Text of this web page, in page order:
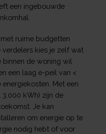
een ingebouwde
ruime budgetten
verdelers kies je zelf wat
binnen de woning wil
een laag e-peil van <
Met een
kWh) zijn de
Je kan
om energie op te
nodig hebt of voor